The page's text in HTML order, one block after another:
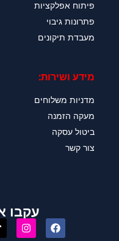
פיתוח אפלקציות
פתרונות גיבוי
מעבדת תיקונים
מידע ושירות:
מדניות משלוחים
מעקה הזמנה
ביטול עסקה
צור קשר
עקבו